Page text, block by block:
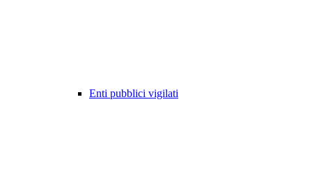
Enti pubblici vigilati